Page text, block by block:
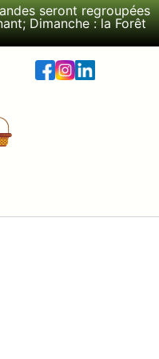
seront regroupées
Dimanche : la Forêt